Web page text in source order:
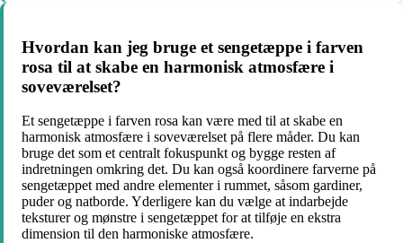
Hvordan kan jeg bruge et sengetæppe i farven
rosa til at skabe en harmonisk atmosfære i
soveværelset?
Et sengetæppe i farven rosa kan være med til at skabe en
harmonisk atmosfære i soveværelset på flere måder. Du kan
bruge det som et centralt fokuspunkt og bygge resten af
indretningen omkring det. Du kan også koordinere farverne på
sengetæppet med andre elementer i rummet, såsom gardiner,
puder og natborde. Yderligere kan du vælge at indarbejde
teksturer og mønstre i sengetæppet for at tilføje en ekstra
dimension til den harmoniske atmosfære.